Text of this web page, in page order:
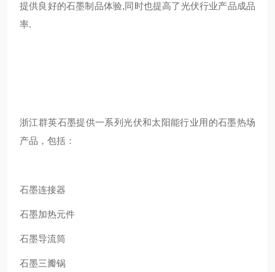
提供良好的石墨制品体验,同时也提高了光伏行业产品成品
率.
浙江群英石墨提供一系列光伏和太阳能行业用的石墨热场
产品，包括：
石墨连接器
石墨加热元件
石墨导流筒
石墨三瓣锅